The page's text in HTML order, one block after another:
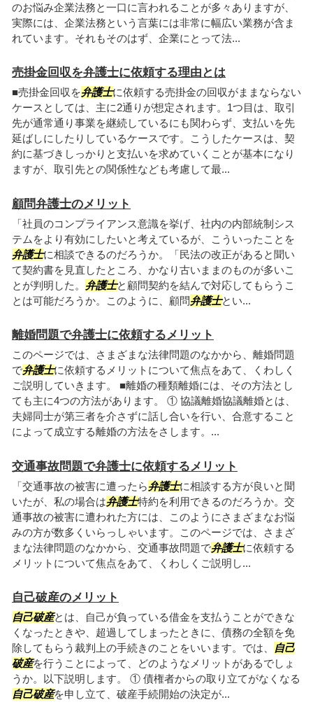
のお悩み企業法務と一口に言われることが多々ありますが、
実際には、企業法務という言葉には非常に幅広い業務が含ま
れています。それもそのはず、企業にとって法...
売掛金回収を弁護士に依頼する理由とは
■売掛金回収を弁護士に依頼する売掛金の回収がままならない
ケースとしては、主に2通りが想定されます。1つ目は、取引
先が通常通り事業を継続しているにも関わらず、支払いを先
延ばしにしたりしているケースです。こうしたケースは、契
約に基づきしっかりと支払いを求めていくことが基本になり
ますが、取引先との関係性なども考慮して最...
顧問弁護士のメリット
「社員のコンプライアンス意識を挙げ、社内の内部統制シス
テムをより有効にしたいと考えているが、こういったことを
弁護士に相談できるのだろうか。「民法の改正があると聞い
て契約書を見直したところ、かなり古いままのものが多いこ
とが判明した。 弁護士と顧問契約を結んで対応してもらうこ
とは可能だろうか。このように、顧問弁護士とい...
離婚問題で弁護士に依頼するメリット
このページでは、さまざまな法律問題のなかから、離婚問題
で弁護士に依頼するメリットについて焦点をあて、くわしく
ご説明していきます。 ■離婚の種類離婚には、その方法とし
ても主に4つの方法があります。 ① 協議離婚協議離婚とは、
夫婦同士が第三者を介さずに話し合いを行い、合意すること
によって成立する離婚の方法をさします。...
交通事故問題で弁護士に依頼するメリット
「交通事故の被害に遭ったら弁護士に相談する方が良いと聞
いたが、私の場合は弁護士特約を利用できるのだろうか。交
通事故の被害に遭われた方には、このようにさまざまなお悩
みの方が数多くいらっしゃいます。このページでは、さまざ
まな法律問題のなかから、交通事故問題で弁護士に依頼する
メリットについて焦点をあて、くわしくご説明し...
自己破産のメリット
自己破産とは、自己が負っている借金を支払うことができな
くなったときや、超過してしまったときに、債務の全額を免
除してもらう裁判上の手続きのことをいいます。では、
自己
破産を行うことによって、どのようなメリットがあるでしょ
うか。以下説明します。 ① 債権者からの取り立てがなくなる
自己破産を申し立て、破産手続開始の決定が...